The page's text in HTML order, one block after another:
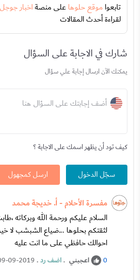
تابعواموقع حلوهاعلى منصةاخبار جوجل
لقراءة أحدث المقالات
شارك في الاجابة على السؤال
يمكنك الآن ارسال إجابة علي سؤال
أضف إجابتك على السؤال هنا
كيف تود أن يظهر اسمك على الاجابة ؟
سجّل الدخول ارسل كمجهول
مفسرة الأحلام - أ. خديجة محمد
السلام عليكم ورحمة الله وبركاته
لثقتكم بحلوها ...ضياع الشبشب لا
احوالك حافظي على ما انت عليه
0 اعجبني .اضف رد.
09-2019